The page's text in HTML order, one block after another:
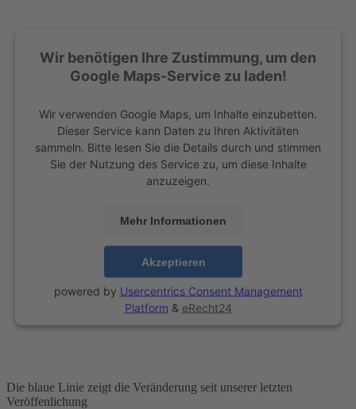
Wir benötigen Ihre Zustimmung, um den
Google Maps-Service zu laden!
Wir verwenden Google Maps, um Inhalte einzubetten.
Dieser Service kann Daten zu Ihren Aktivitäten
sammeln. Bitte lesen Sie die Details durch und stimmen
Sie der Nutzung des Service zu, um diese Inhalte
anzuzeigen.
Mehr Informationen
Akzeptieren
powered by Usercentrics Consent Management
Platform & eRecht24
Die blaue Linie zeigt die Veränderung seit unserer letzten
Veröffenlichung